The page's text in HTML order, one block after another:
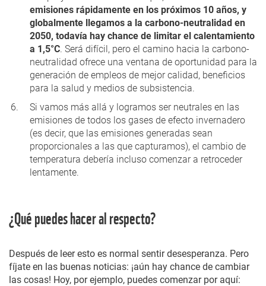
emisiones rápidamente en los próximos 10 años, y
globalmente llegamos a la carbono-neutralidad en
2050, todavía hay chance de limitar el calentamiento
a 1,5°C. Será difícil, pero el camino hacia la carbono-
neutralidad ofrece una ventana de oportunidad para la
generación de empleos de mejor calidad, beneficios
para la salud y medios de subsistencia.
Si vamos más allá y logramos ser neutrales en las
emisiones de todos los gases de efecto invernadero
(es decir, que las emisiones generadas sean
proporcionales a las que capturamos), el cambio de
temperatura debería incluso comenzar a retroceder
lentamente.
¿Qué puedes hacer al respecto?
Después de leer esto es normal sentir desesperanza. Pero
fíjate en las buenas noticias: ¡aún hay chance de cambiar
las cosas! Hoy, por ejemplo, puedes comenzar por aquí: